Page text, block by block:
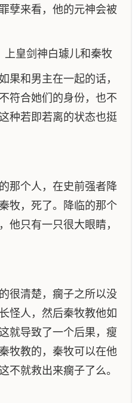
孽来看，他的元神会被
皇剑神白璩儿和秦牧
果和男主在一起的话，
符合她们的身份，也不
种若即若离的状态也挺
那个人，在史前强者降
牧，死了。降临的那个
他只有一只很大眼睛，
很清楚，瘸子之所以没
怪人，然后秦牧教他如
就导致了一个后果，瘦
牧教的，秦牧可以在他
不就救出来瘸子了么。